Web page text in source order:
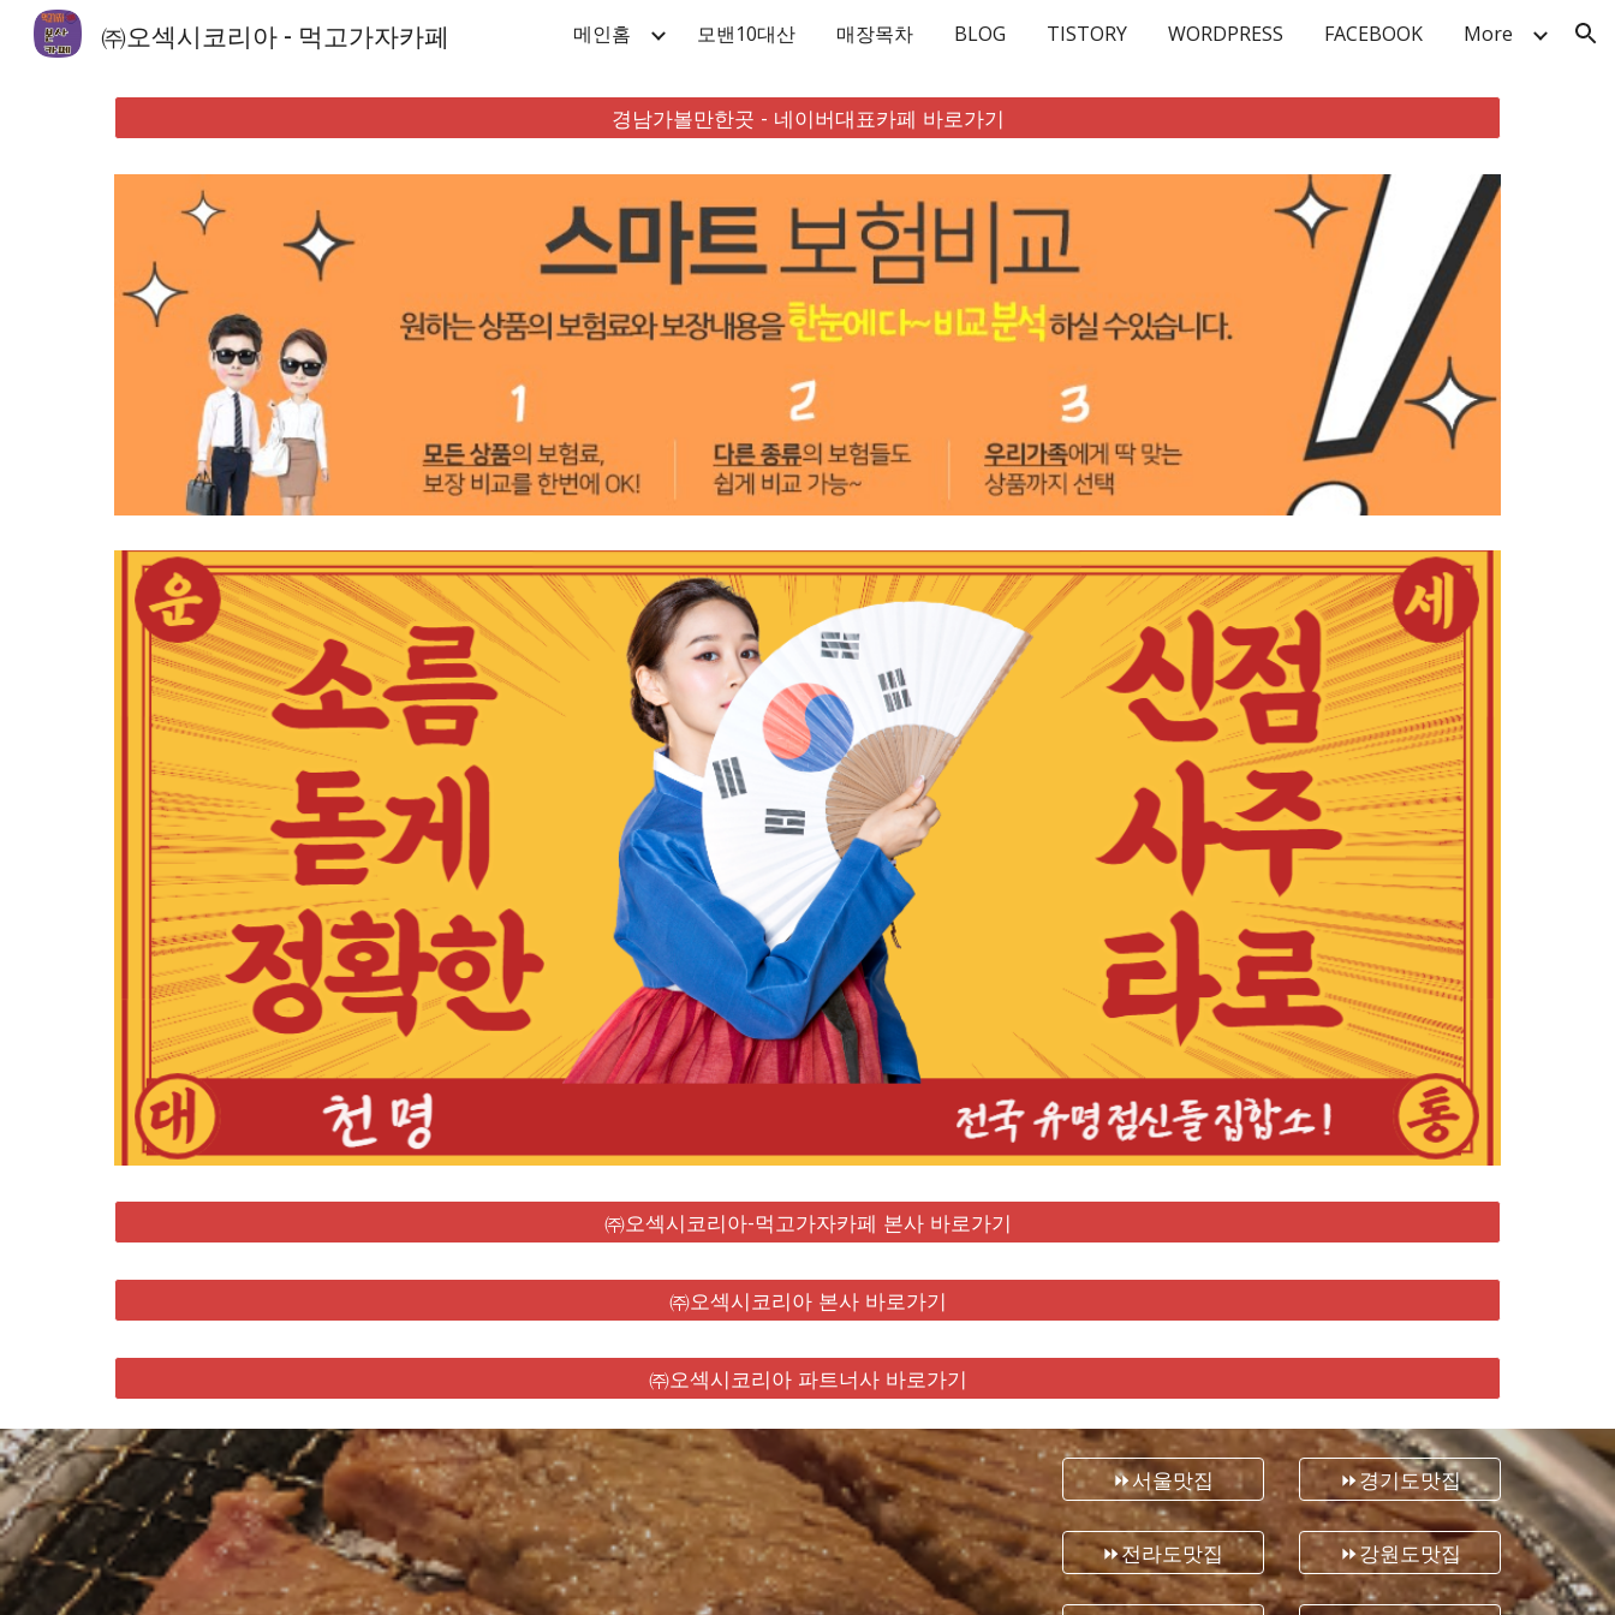
Skip to main content Skip to navigation
㈜오섹시코리아 - 먹고가자카페 메인홈 모밴10대산 매장목차 BLOG TISTORY WORDPRESS FACEBOOK More
경남가볼만한곳 - 네이버대표카페 바로가기
㈜오섹시코리아-먹고가자카페 본사 바로가기
㈜오섹시코리아 본사 바로가기
㈜오섹시코리아 파트너사 바로가기
⏩서울맛집
⏩전라도맛집
⏩경기도맛집
⏩강원도맛집